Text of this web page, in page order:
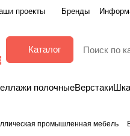
проекты Бренды
Каталог
полочныеВерстаки
промышленная мебель